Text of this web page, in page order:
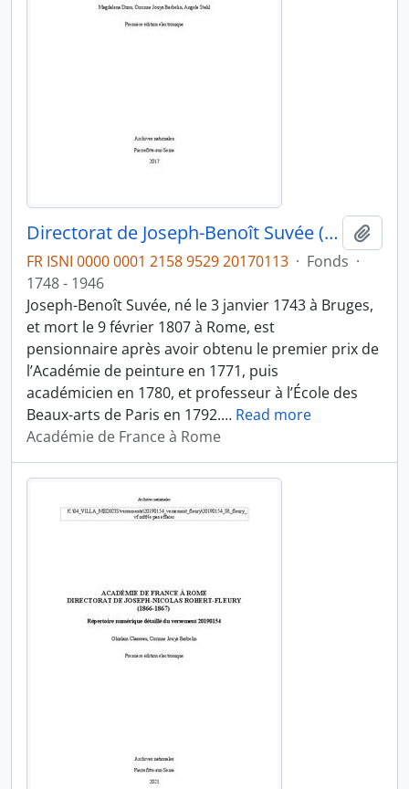
Directorat de Joseph-Benoît Suvée (1792-1807)
FR ISNI 0000 0001 2158 9529 20170113 · Fonds ·
1748 - 1946
Joseph-Benoît Suvée, né le 3 janvier 1743 à Bruges,
et mort le 9 février 1807 à Rome, est
pensionnaire après avoir obtenu le premier prix de
l’Académie de peinture en 1771, puis
académicien en 1780, et professeur à l’École des
Beaux-arts de Paris en 1792.… Read more
Académie de France à Rome